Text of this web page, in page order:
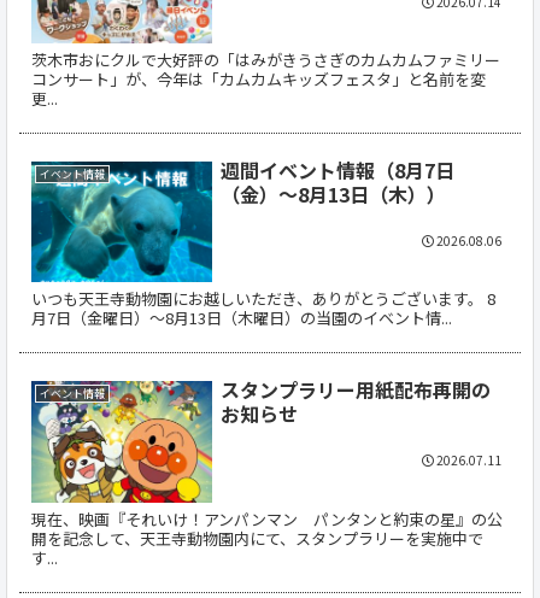
茨木市おにクルで大好評の「はみがきうさぎのカムカムファミリー
コンサート」が、今年は「カムカムキッズフェスタ」と名前を変
更...
イベント情報
週間イベント情報（8月7日
（金）～8月13日（木））
いつも天王寺動物園にお越しいただき、ありがとうございます。 8
月7日（金曜日）～8月13日（木曜日）の当園のイベント情...
2026.08.06
イベント情報
スタンプラリー用紙配布再開の
お知らせ
現在、映画『それいけ！アンパンマン パンタンと約束の星』の公
開を記念して、天王寺動物園内にて、スタンプラリーを実施中で
す...
2026.07.11